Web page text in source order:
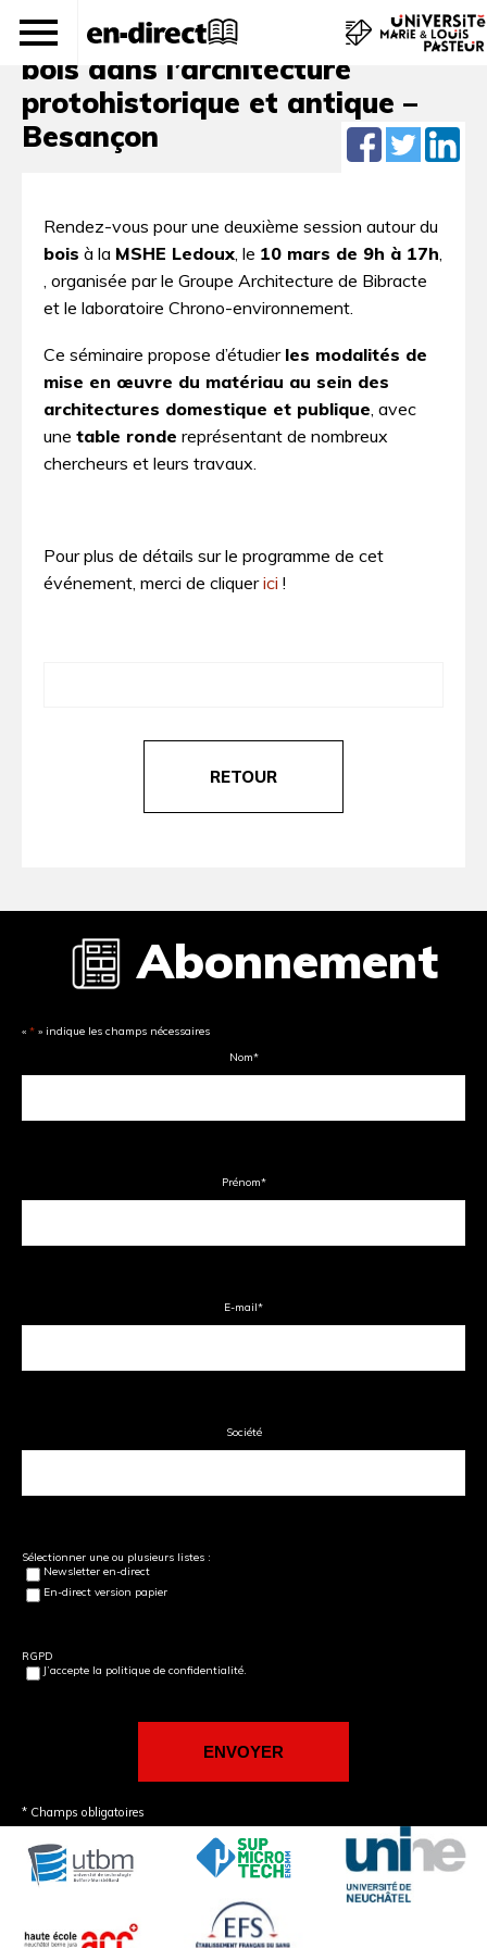
Séminaire – Mises en œuvre du
bois dans l’architecture
protohistorique et antique –
Besançon
Rendez-vous pour une deuxième session autour du
bois à la MSHE Ledoux, le 10 mars de 9h à 17h,
, organisée par le Groupe Architecture de Bibracte
et le laboratoire Chrono-environnement.
Ce séminaire propose d’étudier les modalités de
mise en œuvre du matériau au sein des
architectures domestique et publique, avec
une table ronde représentant de nombreux
chercheurs et leurs travaux.
Pour plus de détails sur le programme de cet
événement, merci de cliquerici !
RETOUR
Abonnement
« * » indique les champs nécessaires
Nom*
Prénom*
E-mail*
Société
Sélectionner une ou plusieurs listes :
Newsletter en-direct
En-direct version papier
RGPD
J’accepte la politique de confidentialité.
* Champs obligatoires